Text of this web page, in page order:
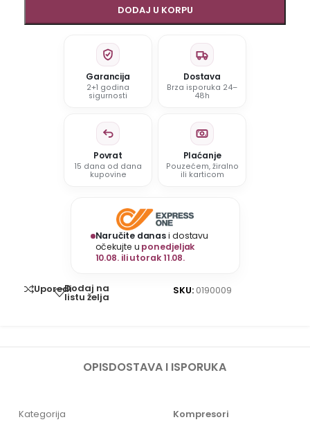
DODAJ U KORPU
Garancija
2+1 godina
sigurnosti
Dostava
Brza isporuka 24–
48h
Povrat
15 dana od dana
kupovine
Plaćanje
Pouzećem, žiralno
ili karticom
Naručite danasi dostavu
očekujte u ponedjeljak
10.08. ili utorak 11.08.
UporediDodaj na
listu želja
SKU: 0190009
OPISDOSTAVA I ISPORUKA
Kategorija Kompresori